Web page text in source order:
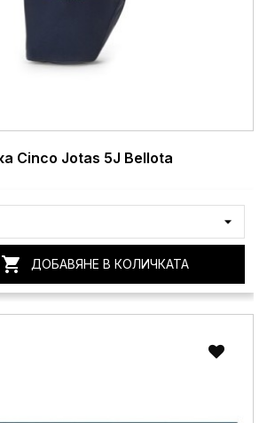
Cinco Jotas 5J Bellota
 ДОБАВЯНЕ В КОЛИЧКАТА